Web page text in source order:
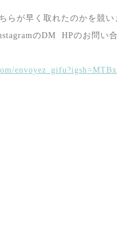
らが早く取れたのかを競い
のDM HPのお問い